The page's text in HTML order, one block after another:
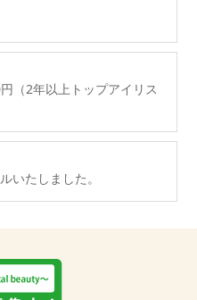
（2年以上トップアイリス
たしました。